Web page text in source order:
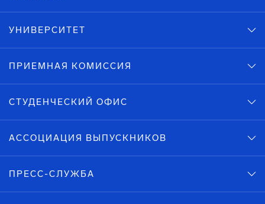
УНИВЕРСИТЕТ
ПРИЕМНАЯ КОМИССИЯ
СТУДЕНЧЕСКИЙ ОФИС
АССОЦИАЦИЯ ВЫПУСКНИКОВ
ПРЕСС-СЛУЖБА